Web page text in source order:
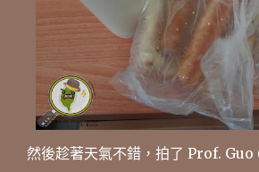
然後趁著天氣不錯，拍了 Prof. Guo